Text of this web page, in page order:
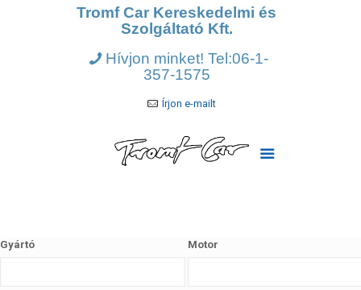
Tromf Car Kereskedelmi és
Szolgáltató Kft.
Hívjon minket! Tel:06-1-
357-1575
Írjon e-mailt
Gyártó Motor